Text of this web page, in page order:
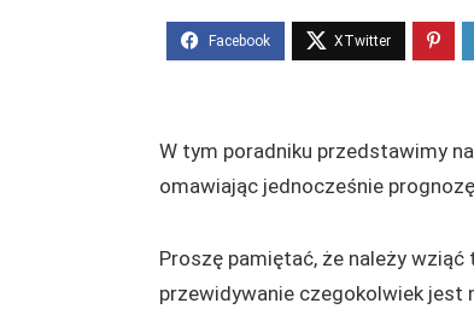
W tym poradniku przedstawimy
omawiając jednocześnie
Proszę pamiętać, że należy
przewidywanie czegokolwiek jest